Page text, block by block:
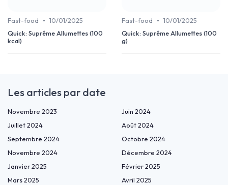
Fast-food • 10/01/2025
Quick: Suprême Allumettes (100
kcal)
Fast-food • 10/01/2025
Quick: Suprême Allumettes (100
g)
Les articles par date
Novembre 2023
Juin 2024
Juillet 2024
Août 2024
Septembre 2024
Octobre 2024
Novembre 2024
Décembre 2024
Janvier 2025
Février 2025
Mars 2025
Avril 2025